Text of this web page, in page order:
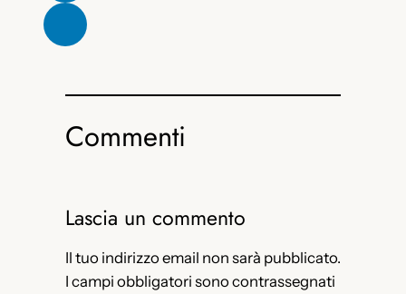
Commenti
Lascia un commento
Il tuo indirizzo email non sarà pubblicato.
I campi obbligatori sono contrassegnati